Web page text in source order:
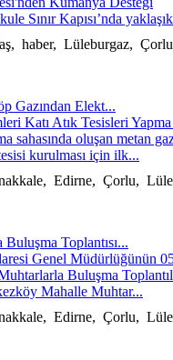
Sınır Kapısı’nda
haber, Lüleburgaz,
Gazından Elekt...
Katı Atık Tesisleri
sahasında oluşan metan
kurulması için ilk...
Edirne, Çorlu,
Toplantısı...
Genel Müdürlüğünün
Buluşma
Mahalle Muhtar...
Edirne, Çorlu,